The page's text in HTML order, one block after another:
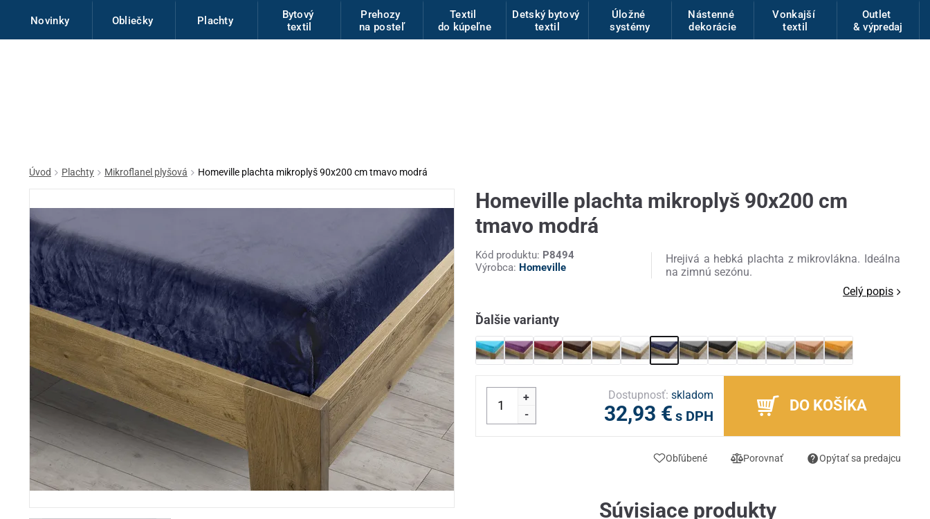
Novinky Obliečky Plachty
Bytový
textil
Prehozy
na posteľ
Textil
do kúpeľne
Detský bytový
textil
Úložné
systémy
Nástenné
dekorácie
Vonkajší
textil
Outlet
& výpredaj
Úvod Plachty Mikroflanel plyšová Homeville plachta mikroplyš 90x200 cm tmavo modrá
Homeville plachta mikroplyš 90x200 cm
tmavo modrá
Kód produktu: P8494
Výrobca: Homeville
Hrejivá a hebká plachta z mikrovlákna. Ideálna
na zimnú sezónu.
Celý popis
Ďalšie varianty
+
-
Dostupnosť: skladom
32,93 € s DPH
DO KOŠÍKA
Obľúbené Porovnať Opýtať sa predajcu
Súvisiace produkty